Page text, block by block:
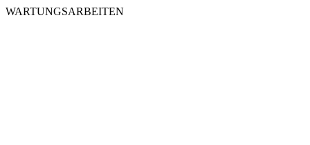
WARTUNGSARBEITEN